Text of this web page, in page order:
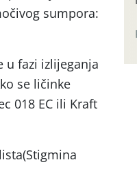
sumpora:
u fazi izlijeganja
se ličinke
018 EC ili Kraft